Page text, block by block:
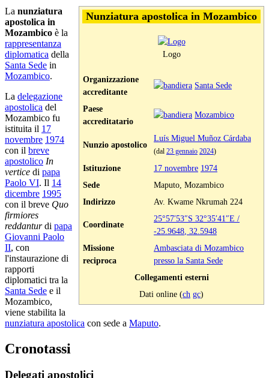
Nunziatura apostolica in Mozambico
Logo
Organizzazione
accreditante
Santa Sede
Paese
accreditatario
Mozambico
Nunzio apostolico
Luís Miguel Muñoz Cárdaba
(dal 23 gennaio 2024)
Istituzione 17 novembre 1974
Sede
Maputo, Mozambico
Indirizzo
Av. Kwame Nkrumah 224
Coordinate
25°57′53″S 32°35′41″E /
-25.9648 32.5948
Missione
reciproca
Ambasciata di Mozambico
presso la Santa Sede
Collegamenti esterni
Dati online (ch gc)
La nunziatura
apostolica in
Mozambico è la
rappresentanza
diplomatica della
Santa Sede in
Mozambico.
La delegazione
apostolica del
Mozambico fu
istituita il 17
novembre 1974
con il breve
apostolico In
vertice di papa
Paolo VI. Il 14
dicembre 1995
con il breve Quo
firmiores
reddanturdi papa
Giovanni Paolo
II, con
l'instaurazione di
rapporti
diplomatici tra la
Santa Sede e il
Mozambico,
viene stabilita la
nunziatura apostolica con sede a Maputo.
Cronotassi
Delegati apostolici